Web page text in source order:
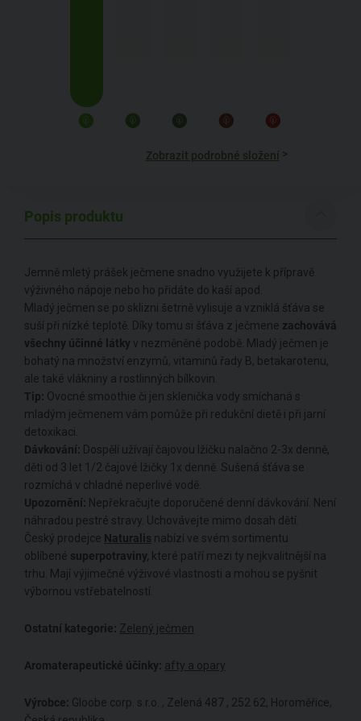
Zobrazit podrobné složení >
Popis produktu
Jemně mletý prášek ječmene snadno využijete k přípravě
výživného nápoje nebo ho přidáte do kaší apod.
Mladý ječmen se po sklizni šetrně vylisuje a vzniklá šťáva se
suší při nízké teplotě. Díky tomu si šťáva z ječmene zachovává
všechny účinné látky v nezměněné podobě. Mladý ječmen je
bohatý na množství enzymů, vitaminů řady B, betakarotenu,
ale také vlákniny a rostlinných bílkovin.
Tip: Ovocné smoothie či jen sklenička vody smíchaná s
mladým ječmenem vám pomůže při redukční dietě i při jarní
detoxikaci.
Dávkování: Dospělí užívají čajovou lžičku nalačno 2-3x denně,
děti od 3 let 1/2 čajové lžičky 1x denně. Sušená šťáva se
rozmíchá v chladné neperlivé vodě.
Upozornění: Nepřekračujte doporučené denní dávkování. Není
náhradou pestré stravy. Uchovávejte mimo dosah dětí.
Český prodejce Naturalis nabízí ve svém sortimentu
oblíbené superpotraviny, které patří mezi ty nejkvalitnější na
trhu. Mají výjimečné výživové vlastnosti a mohou se pyšnit
výbornou vstřebatelností.
Ostatní kategorie: Zelený ječmen
Aromaterapeutické účinky: afty a opary
Výrobce: Gloobe corp. s.r.o. , Zelená 487 , 252 62, Horoměřice,